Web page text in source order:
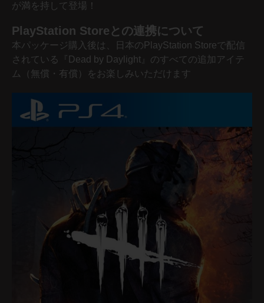
が満を持して登場！
PlayStation Storeとの連携について
本パッケージ購入後は、日本のPlayStation Storeで配信
されている『Dead by Daylight』のすべての追加アイテ
ム（無償・有償）をお楽しみいただけます